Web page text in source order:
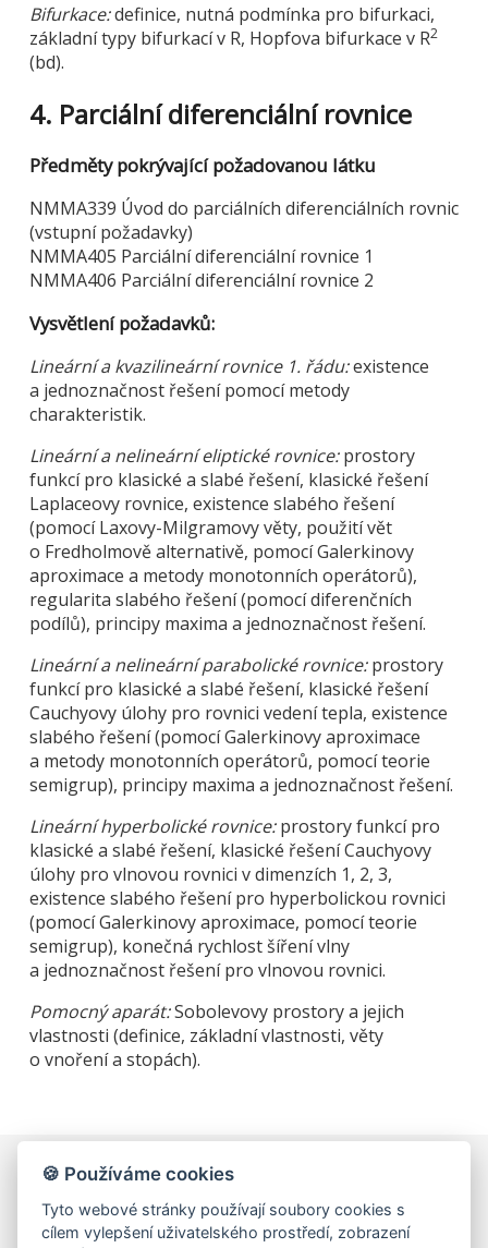
Bifurkace:definice, nutná podmínka pro bifurkaci,
základní typy bifurkací v R, Hopfova bifurkace v R2
(bd).
4. Parciální diferenciální rovnice
Předměty pokrývající požadovanou látku
NMMA339 Úvod do parciálních diferenciálních rovnic
(vstupní požadavky)
NMMA405 Parciální diferenciální rovnice 1
NMMA406 Parciální diferenciální rovnice 2
Vysvětlení požadavků:
Lineární a kvazilineární rovnice 1. řádu:existence
a jednoznačnost řešení pomocí metody
charakteristik.
Lineární a nelineární eliptické rovnice:prostory
funkcí pro klasické a slabé řešení, klasické řešení
Laplaceovy rovnice, existence slabého řešení
(pomocí Laxovy-Milgramovy věty, použití vět
o Fredholmově alternativě, pomocí Galerkinovy
aproximace a metody monotonních operátorů),
regularita slabého řešení (pomocí diferenčních
podílů), principy maxima a jednoznačnost řešení.
Lineární a nelineární parabolické rovnice:prostory
funkcí pro klasické a slabé řešení, klasické řešení
Cauchyovy úlohy pro rovnici vedení tepla, existence
slabého řešení (pomocí Galerkinovy aproximace
a metody monotonních operátorů, pomocí teorie
semigrup), principy maxima a jednoznačnost řešení.
Lineární hyperbolické rovnice:prostory funkcí pro
klasické a slabé řešení, klasické řešení Cauchyovy
úlohy pro vlnovou rovnici v dimenzích 1, 2, 3,
existence slabého řešení pro hyperbolickou rovnici
(pomocí Galerkinovy aproximace, pomocí teorie
semigrup), konečná rychlost šíření vlny
a jednoznačnost řešení pro vlnovou rovnici.
Pomocný aparát:Sobolevovy prostory a jejich
vlastnosti (definice, základní vlastnosti, věty
o vnoření a stopách).
Univerzita Karlova, Matematicko-fyzikální fakulta,
Matematická sekce
Sokolovská 49/83, 186 75 Praha 8
🍪 Používáme cookies
Tyto webové stránky používají soubory cookies s
cílem vylepšení uživatelského prostředí, zobrazení